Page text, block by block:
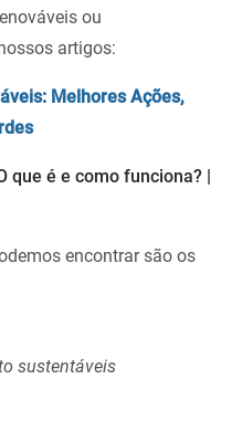
ou
artigos:
Melhores Ações,
que é e como funciona? |
encontrar são os
sustentáveis